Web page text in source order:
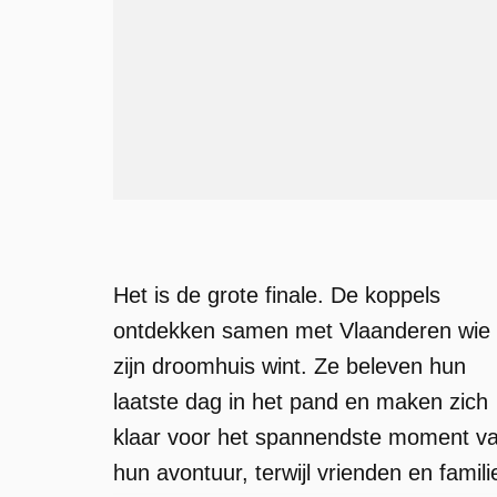
Het is de grote finale. De koppels
ontdekken samen met Vlaanderen wie
zijn droomhuis wint. Ze beleven hun
laatste dag in het pand en maken zich
klaar voor het spannendste moment
hun avontuur, terwijl vrienden en